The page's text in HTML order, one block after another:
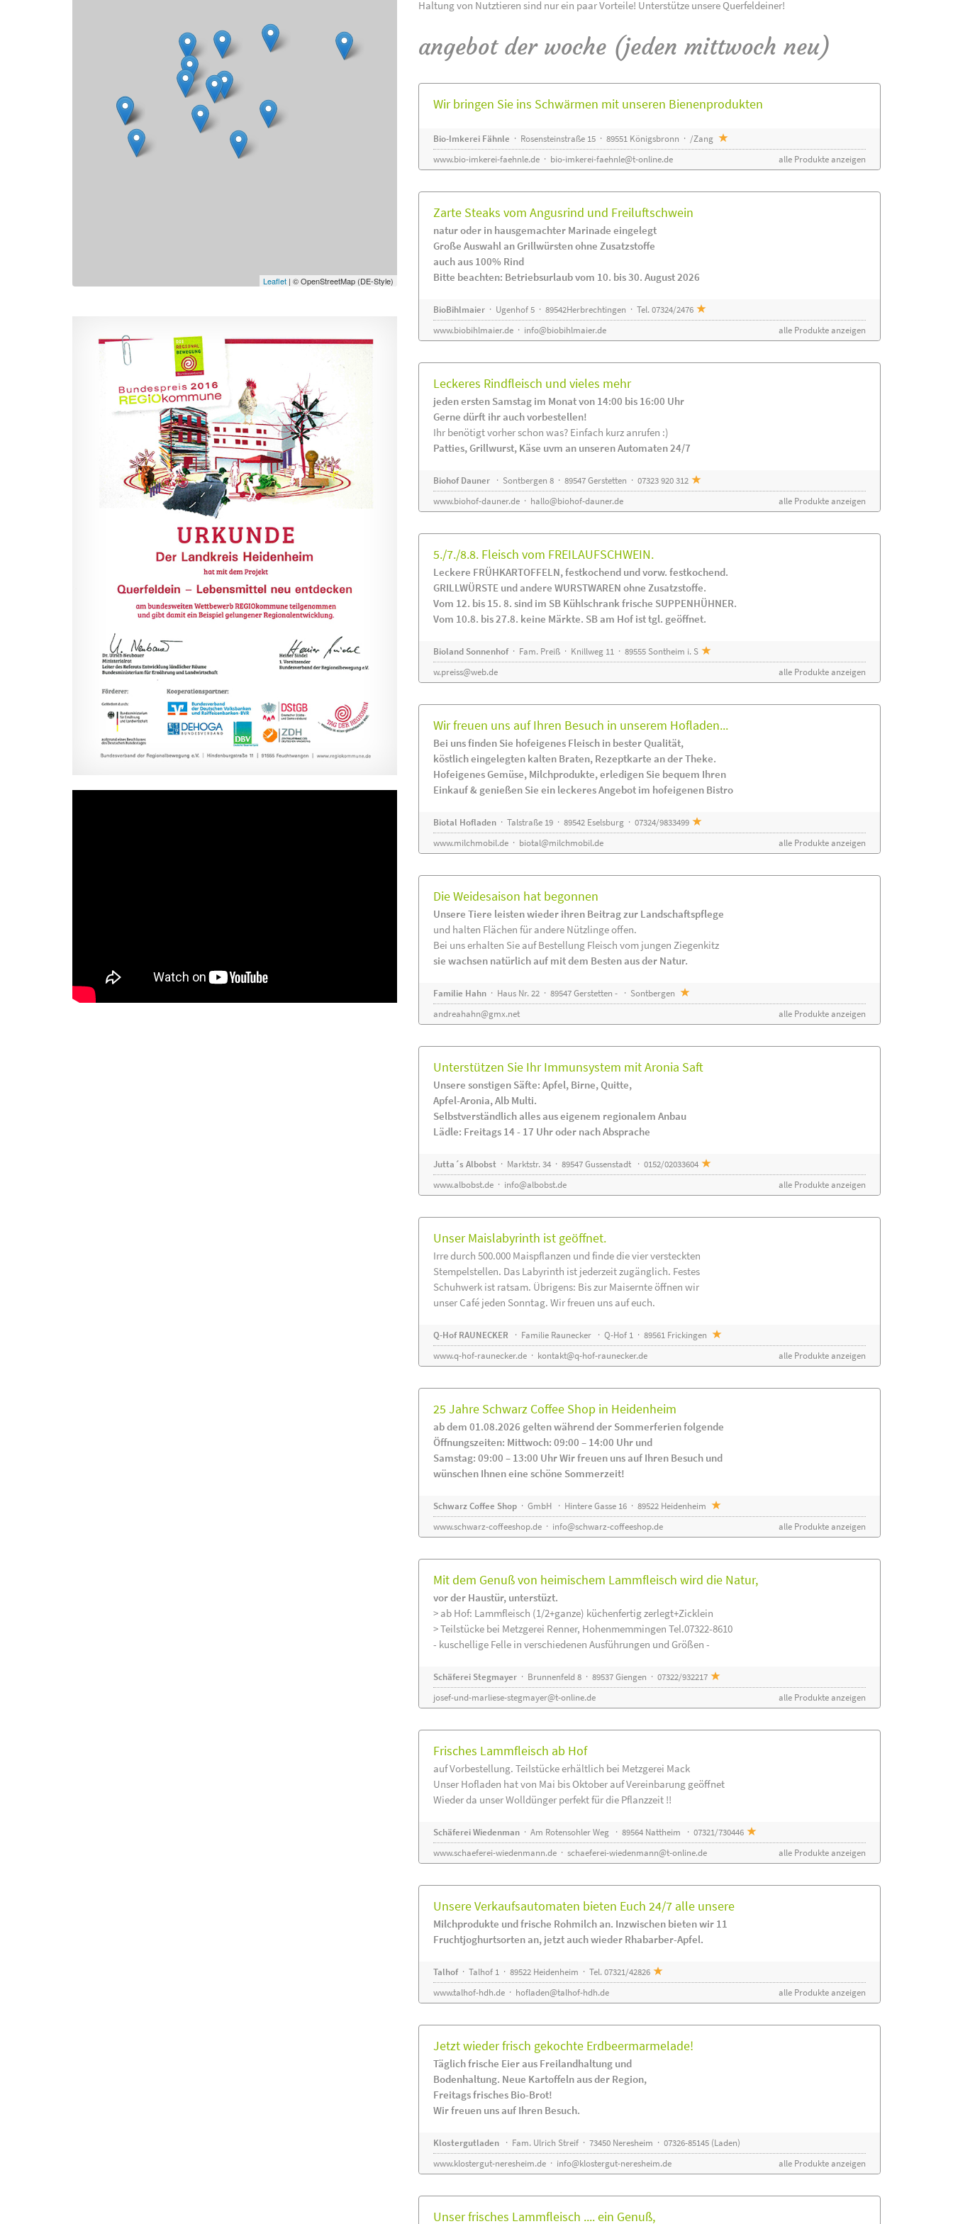
Leaflet| © OpenStreetMap (DE-Style)
Haltung von Nutztieren sind nur ein paar Vorteile! Unterstütze unsere Querfeldeiner!
angebot der woche (jeden mittwoch neu)
Wir bringen Sie ins Schwärmen mit unseren Bienenprodukten
Bio-Imkerei Fähnle · Rosensteinstraße 15 · 89551 Königsbronn · /Zang
www.bio-imkerei-faehnle.de· bio-imkerei-faehnle@t-online.de alle Produkte anzeigen
Zarte Steaks vom Angusrind und Freiluftschwein
natur oder in hausgemachter Marinade eingelegt
Große Auswahl an Grillwürsten ohne Zusatzstoffe
auch aus 100% Rind
Bitte beachten: Betriebsurlaub vom 10. bis 30. August 2026
BioBihlmaier· Ugenhof 5 · 89542Herbrechtingen · Tel. 07324/2476
www.biobihlmaier.de· info@biobihlmaier.de alle Produkte anzeigen
Leckeres Rindfleisch und vieles mehr
jeden ersten Samstag im Monat von 14:00 bis 16:00 Uhr
Gerne dürft ihr auch vorbestellen!
Ihr benötigt vorher schon was? Einfach kurz anrufen :)
Patties, Grillwurst, Käse uvm an unseren Automaten 24/7
Biohof Dauner · Sontbergen 8 · 89547 Gerstetten · 07323 920 312
www.biohof-dauner.de· hallo@biohof-dauner.de alle Produkte anzeigen
5./7./8.8. Fleisch vom FREILAUFSCHWEIN.
Leckere FRÜHKARTOFFELN, festkochend und vorw. festkochend.
GRILLWÜRSTE und andere WURSTWAREN ohne Zusatzstoffe.
Vom 12. bis 15. 8. sind im SB Kühlschrank frische SUPPENHÜHNER.
Vom 10.8. bis 27.8. keine Märkte. SB am Hof ist tgl. geöffnet.
Bioland Sonnenhof· Fam. Preiß · Knillweg 11 · 89555 Sontheim i. S
w.preiss@web.de
alle Produkte anzeigen
Wir freuen uns auf Ihren Besuch in unserem Hofladen...
Bei uns finden Sie hofeigenes Fleisch in bester Qualität,
köstlich eingelegten kalten Braten, Rezeptkarte an der Theke.
Hofeigenes Gemüse, Milchprodukte, erledigen Sie bequem Ihren
Einkauf & genießen Sie ein leckeres Angebot im hofeigenen Bistro
Biotal Hofladen· Talstraße 19 · 89542 Eselsburg · 07324/9833499
www.milchmobil.de· biotal@milchmobil.de alle Produkte anzeigen
Die Weidesaison hat begonnen
Unsere Tiere leisten wieder ihren Beitrag zur Landschaftspflege
und halten Flächen für andere Nützlinge offen.
Bei uns erhalten Sie auf Bestellung Fleisch vom jungen Ziegenkitz
sie wachsen natürlich auf mit dem Besten aus der Natur.
Familie Hahn· Haus Nr. 22 · 89547 Gerstetten - · Sontbergen
andreahahn@gmx.net
alle Produkte anzeigen
Unterstützen Sie Ihr Immunsystem mit Aronia Saft
Unsere sonstigen Säfte: Apfel, Birne, Quitte,
Apfel-Aronia, Alb Multi.
Selbstverständlich alles aus eigenem regionalem Anbau
Lädle: Freitags 14 - 17 Uhr oder nach Absprache
Jutta´s Albobst· Marktstr. 34 · 89547 Gussenstadt · 0152/02033604
www.albobst.de· info@albobst.de alle Produkte anzeigen
Unser Maislabyrinth ist geöffnet.
Irre durch 500.000 Maispflanzen und finde die vier versteckten
Stempelstellen. Das Labyrinth ist jederzeit zugänglich. Festes
Schuhwerk ist ratsam. Übrigens: Bis zur Maisernte öffnen wir
unser Café jeden Sonntag. Wir freuen uns auf euch.
Q-Hof RAUNECKER
· Familie Raunecker · Q-Hof 1 · 89561 Frickingen
www.q-hof-raunecker.de· kontakt@q-hof-raunecker.de alle Produkte anzeigen
25 Jahre Schwarz Coffee Shop in Heidenheim
ab dem 01.08.2026 gelten während der Sommerferien folgende
Öffnungszeiten: Mittwoch: 09:00 – 14:00 Uhr und
Samstag: 09:00 – 13:00 Uhr Wir freuen uns auf Ihren Besuch und
wünschen Ihnen eine schöne Sommerzeit!
Schwarz Coffee Shop· GmbH · Hintere Gasse 16 · 89522 Heidenheim
www.schwarz-coffeeshop.de· info@schwarz-coffeeshop.de alle Produkte anzeigen
Mit dem Genuß von heimischem Lammfleisch wird die Natur,
vor der Haustür, unterstüzt.
> ab Hof: Lammfleisch (1/2+ganze) küchenfertig zerlegt+Zicklein
> Teilstücke bei Metzgerei Renner, Hohenmemmingen Tel.07322-8610
- kuschellige Felle in verschiedenen Ausführungen und Größen -
Schäferei Stegmayer· Brunnenfeld 8 · 89537 Giengen · 07322/932217
josef-und-marliese-stegmayer@t-online.de
alle Produkte anzeigen
Frisches Lammfleisch ab Hof
auf Vorbestellung. Teilstücke erhältlich bei Metzgerei Mack
Unser Hofladen hat von Mai bis Oktober auf Vereinbarung geöffnet
Wieder da unser Wolldünger perfekt für die Pflanzzeit !!
Schäferei Wiedenman· Am Rotensohler Weg · 89564 Nattheim · 07321/730446
www.schaeferei-wiedenmann.de· schaeferei-wiedenmann@t-online.de alle Produkte anzeigen
Unsere Verkaufsautomaten bieten Euch 24/7 alle unsere
Milchprodukte und frische Rohmilch an. Inzwischen bieten wir 11
Fruchtjoghurtsorten an, jetzt auch wieder Rhabarber-Apfel.
Talhof· Talhof 1 · 89522 Heidenheim · Tel. 07321/42826
www.talhof-hdh.de· hofladen@talhof-hdh.de alle Produkte anzeigen
Jetzt wieder frisch gekochte Erdbeermarmelade!
Täglich frische Eier aus Freilandhaltung und
Bodenhaltung. Neue Kartoffeln aus der Region,
Freitags frisches Bio-Brot!
Wir freuen uns auf Ihren Besuch.
Klostergutladen · Fam. Ulrich Streif · 73450 Neresheim · 07326-85145 (Laden)
www.klostergut-neresheim.de· info@klostergut-neresheim.de alle Produkte anzeigen
Unser frisches Lammfleisch .... ein Genuß,